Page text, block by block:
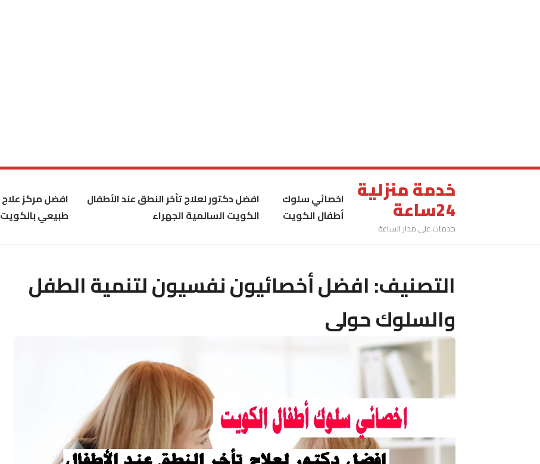
خدمة منزلية
24ساعة
خدمات على مدار الساعة
اخصائي سلوك
أطفال الكويت
افضل دكتور لعلاج تأخر النطق عند الأطفال
الكويت السالمية الجهراء
افضل مركز علاج
طبيعي بالكويت
التصنيف:افضل أخصائيون نفسيون لتنمية الطفل
والسلوك حولى